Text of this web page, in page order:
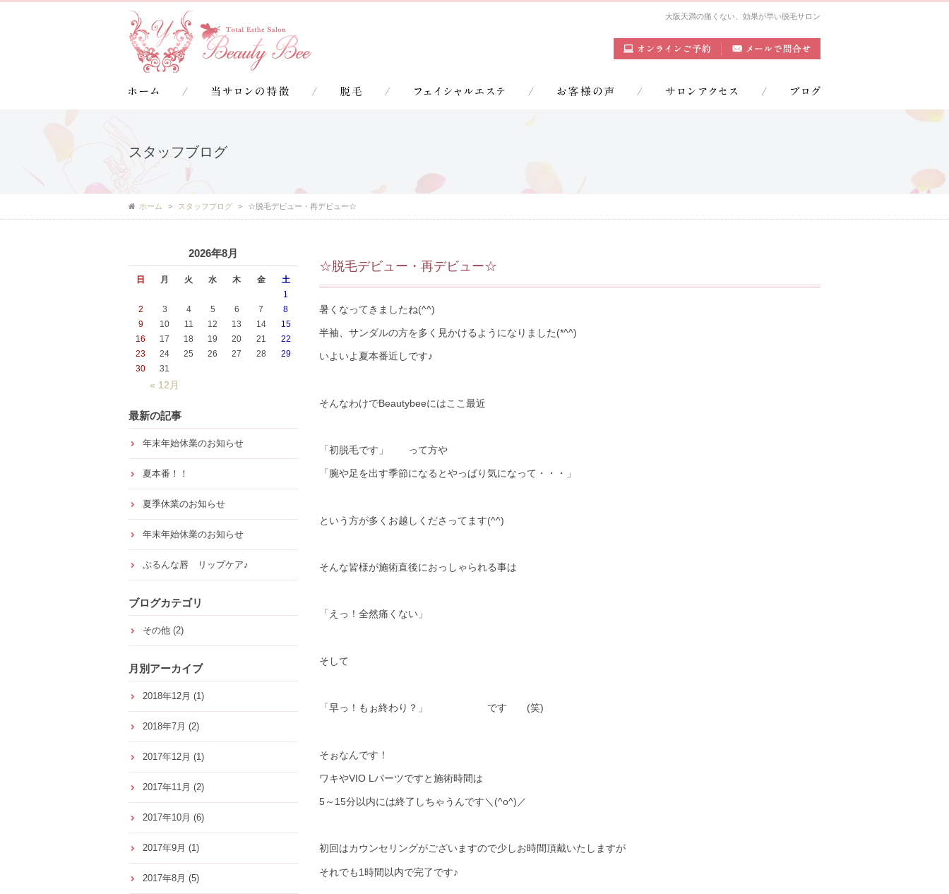
大阪天満の痛くない、効果が早い脱毛サロン
スタッフブログ
ホーム スタッフブログ ☆脱毛デビュー・再デビュー☆
☆脱毛デビュー・再デビュー☆
暑くなってきましたね(^^)
半袖、サンダルの方を多く見かけるようになりました(*^^)
いよいよ夏本番近しです♪
そんなわけでBeautybeeにはここ最近
「初脱毛です」 って方や
「腕や足を出す季節になるとやっぱり気になって・・・」
という方が多くお越しくださってます(^^)
そんな皆様が施術直後におっしゃられる事は
「えっ！全然痛くない」
そして
「早っ！もぉ終わり？」 です (笑)
そぉなんです！
ワキやVIO Lパーツですと施術時間は
5～15分以内には終了しちゃうんです＼(^o^)／
初回はカウンセリングがございますので少しお時間頂戴いたしますが
それでも1時間以内で完了です♪
2026年8月
日 月 火 水 木 金 土
« 12月
1
2
3 4 5 6 7
8
9
10 11 12 13 14
15
16
17 18 19 20 21
22
23
24 25 26 27 28
29
30
31
最新の記事
年末年始休業のお知らせ
夏本番！！
夏季休業のお知らせ
年末年始休業のお知らせ
ぷるんな唇 リップケア♪
ブログカテゴリ
その他 (2)
月別アーカイブ
2018年12月 (1)
2018年7月 (2)
2017年12月 (1)
2017年11月 (2)
2017年10月 (6)
2017年9月 (1)
2017年8月 (5)